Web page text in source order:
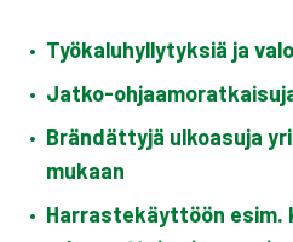
• Työkaluhyllytyksiä ja
• Jatko-
• Brändättyjä ulkoasuja
mukaan
• Harrastekäyttöön esim.